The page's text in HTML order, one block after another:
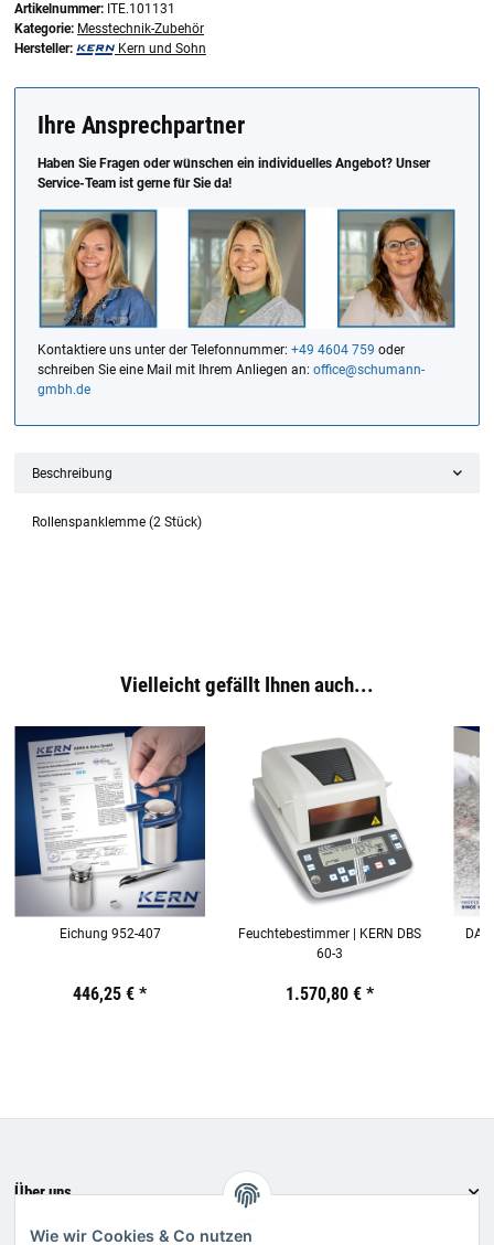
Artikelnummer: ITE.101131
Kategorie: Messtechnik-Zubehör
Hersteller:
Kern und Sohn
Ihre Ansprechpartner
Haben Sie Fragen oder wünschen ein individuelles Angebot? Unser
Service-Team ist gerne für Sie da!
Kontaktiere uns unter der Telefonnummer: +49 4604 759 oder
schreiben Sie eine Mail mit Ihrem Anliegen an: office@schumann-
gmbh.de
Beschreibung
Rollenspanklemme (2 Stück)
Vielleicht gefällt Ihnen auch...
Eichung 952-407
19,44 €inkl. 19% USt.
446,25 € *
Feuchtebestimmer | KERN DBS
60-3
19,44 €inkl. 19% USt.
1.570,80 € *
Über uns
Informationen
Wie wir Cookies & Co nutzen